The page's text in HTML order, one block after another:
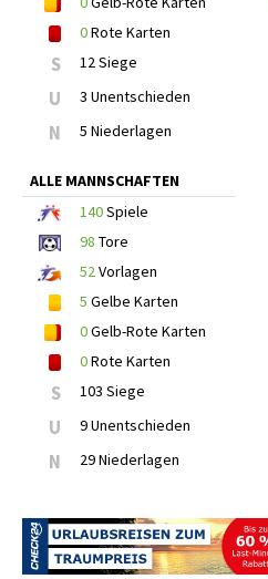
0Rote Karten
S 12 Siege
U 3 Unentschieden
N 5 Niederlagen
ALLE MANNSCHAFTEN
140Spiele
98 Tore
52Vorlagen
5 Gelbe Karten
0Gelb-Rote Karten
0Rote Karten
S 103 Siege
U 9 Unentschieden
N 29 Niederlagen